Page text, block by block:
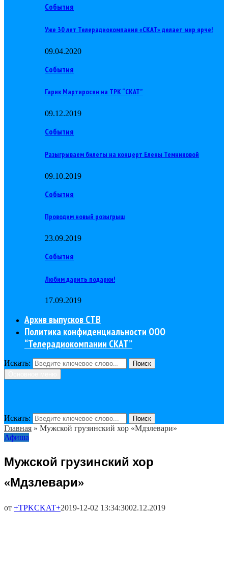
События
Уже 30 лет Телерадиокомпания «СКАТ» делает мир ярче!
09.04.2020
События
Гарик Мартиросян на ТРК “СКАТ”
09.12.2019
События
Разыгрываем билеты на концерт Елены Темниковой
09.10.2019
События
Проводим новый розыгрыш
23.09.2019
События
Любим дарить подарки!
17.09.2019
Архив выпусков СТВ
Политика конфиденциальности ООО
“Телерадиокомпании СКАТ”
Искать:
Поиск
Искать: Поиск
Главная » Мужской грузинский хор «Мдзлевари»
Афиша
Мужской грузинский хор
«Мдзлевари»
от +TPKCKAT+2019-12-02 13:34:3002.12.2019